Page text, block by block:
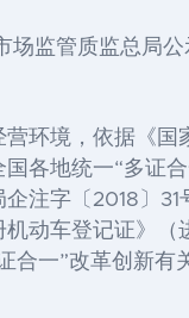
场监管质监总局公
营环境，依据《国
各地统一“多证
注字〔2018〕31
机动车登记证》（
合一”改革创新有